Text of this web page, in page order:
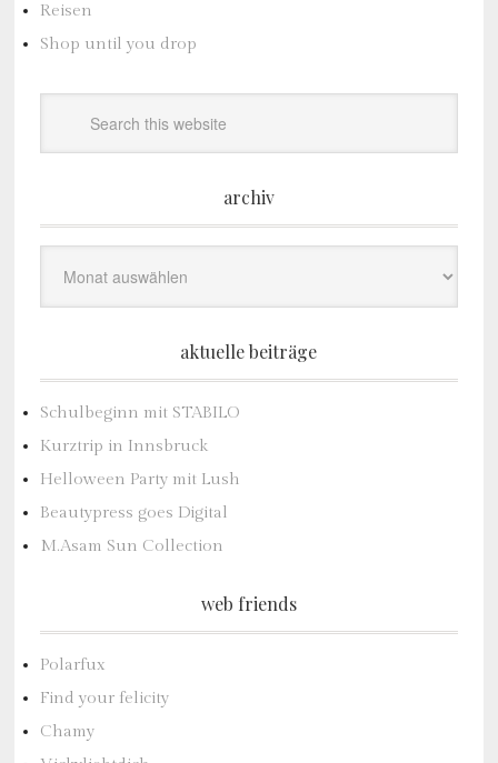
Reisen
Shop until you drop
archiv
aktuelle beiträge
Schulbeginn mit STABILO
Kurztrip in Innsbruck
Helloween Party mit Lush
Beautypress goes Digital
M.Asam Sun Collection
web friends
Polarfux
Find your felicity
Chamy